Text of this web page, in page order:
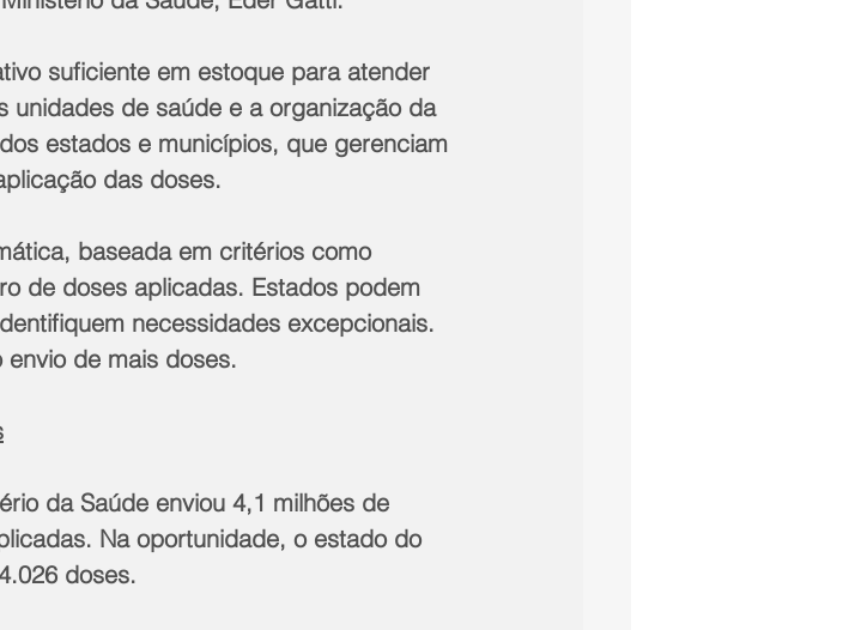
suficiente em estoque para atender
de saúde e a organização da
estados e municípios, que gerenciam
das doses.
baseada em critérios como
de doses aplicadas. Estados podem
necessidades excepcionais.
de mais doses.
da Saúde enviou 4,1 milhões de
Na oportunidade, o estado do
doses.